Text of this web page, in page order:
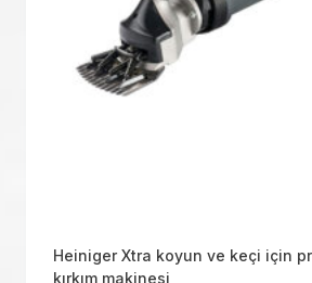
Heiniger Xtra koyun ve keçi için
kırkım makinesi